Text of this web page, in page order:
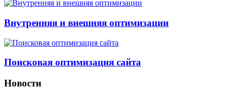
Внутренняя и внешняя оптимизации
Поисковая оптимизация сайта
Новости